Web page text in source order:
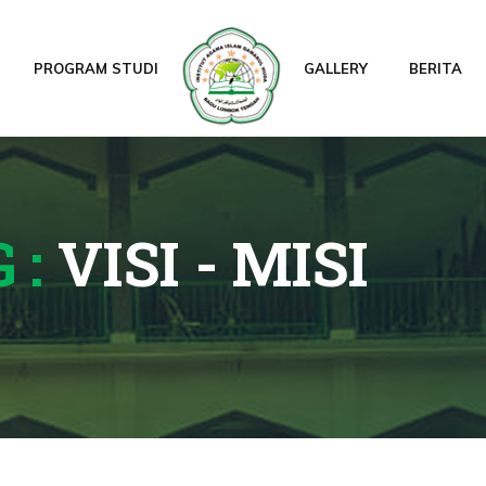
PROGRAM STUDI GALLERY BERITA
: VISI - MISI